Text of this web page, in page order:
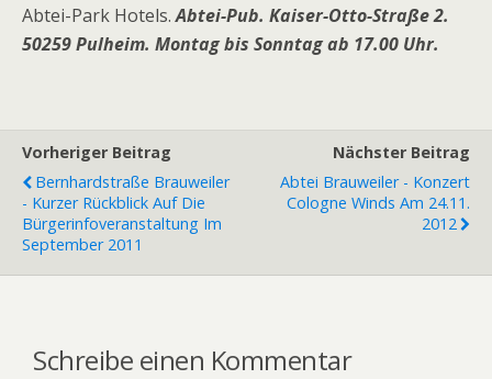
Abtei-Park Hotels.Abtei-Pub. Kaiser-Otto-Straße 2.
50259 Pulheim. Montag bis Sonntag ab 17.00 Uhr.
Vorheriger Beitrag
Bernhardstraße Brauweiler
- Kurzer Rückblick Auf Die
Bürgerinfoveranstaltung Im
September 2011
Nächster Beitrag
Abtei Brauweiler - Konzert
Cologne Winds Am 24.11.
2012
Schreibe einen Kommentar